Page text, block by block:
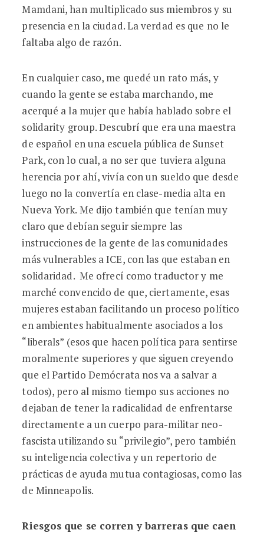
Mamdani, han multiplicado sus miembros y su
presencia en la ciudad. La verdad es que no le
faltaba algo de razón.
En cualquier caso, me quedé un rato más, y
cuando la gente se estaba marchando, me
acerqué a la mujer que había hablado sobre el
solidarity group. Descubrí que era una maestra
de español en una escuela pública de Sunset
Park, con lo cual, a no ser que tuviera alguna
herencia por ahí, vivía con un sueldo que desde
luego no la convertía en clase-media alta en
Nueva York. Me dijo también que tenían muy
claro que debían seguir siempre las
instrucciones de la gente de las comunidades
más vulnerables a ICE, con las que estaban en
solidaridad. Me ofrecí como traductor y me
marché convencido de que, ciertamente, esas
mujeres estaban facilitando un proceso político
en ambientes habitualmente asociados a los
“liberals” (esos que hacen política para sentirse
moralmente superiores y que siguen creyendo
que el Partido Demócrata nos va a salvar a
todos), pero al mismo tiempo sus acciones no
dejaban de tener la radicalidad de enfrentarse
directamente a un cuerpo para-militar neo-
fascista utilizando su “privilegio”, pero también
su inteligencia colectiva y un repertorio de
prácticas de ayuda mutua contagiosas, como las
de Minneapolis.
Riesgos que se corren y barreras que caen